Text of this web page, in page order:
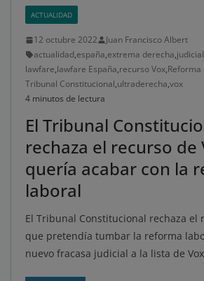
ACTUALIDAD
12 octubre 2022
Juan Francisco Albert
actualidad,españa,extrema derecha,
lawfare,lawfare España,recurso Vox,Reforma
Tribunal Constitucional,ultraderecha,vox
4 minutos de lectura
El Tribunal
rechaza el recurso de
quería acabar con la
laboral
El Tribunal Constitucional rechaza el
que pretendía tumbar la reforma
nuevo fracasa judicial a la lista de